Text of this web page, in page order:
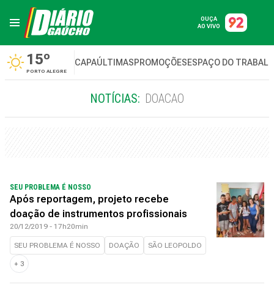
OUÇA
AO VIVO
15º
PORTO ALEGRE
CAPAÚLTIMASPROMOÇÕESESPAÇO DO
NOTÍCIAS: DOACAO
SEU PROBLEMA É NOSSO
Após reportagem, projeto recebe
doação de instrumentos profissionais
20/12/2019 - 17h20min
SEU PROBLEMA É NOSSO DOAÇÃO SÃO LEOPOLDO
+ 3